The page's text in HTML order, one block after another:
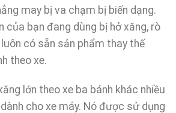
may bị va chạm bị biến dạng.
của bạn đang dùng bị hở xăng, rò
có sẵn sản phẩm thay thế
theo xe.
lớn theo xe ba bánh khác nhiều
cho xe máy. Nó được sử dụng